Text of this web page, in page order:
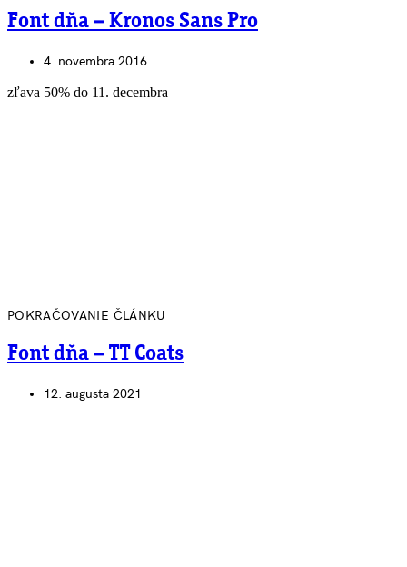
Font dňa – Kronos Sans Pro
4. novembra 2016
zľava 50% do 11. decembra
POKRAČOVANIE ČLÁNKU
Font dňa – TT Coats
12. augusta 2021